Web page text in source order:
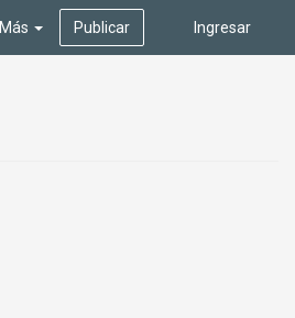
Ingresar
Más Publicar